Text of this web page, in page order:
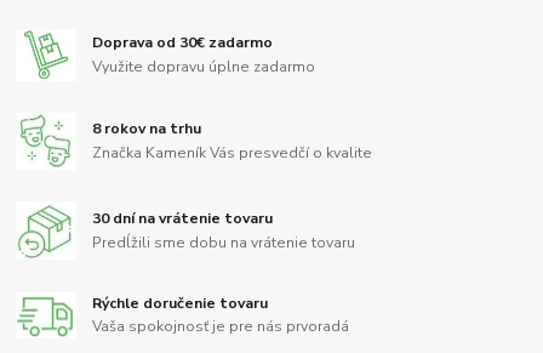
Doprava od 30€ zadarmo
Využite dopravu úplne zadarmo
8 rokov na trhu
Značka Kameník Vás presvedčí o kvalite
30 dní na vrátenie tovaru
Predĺžili sme dobu na vrátenie tovaru
Rýchle doručenie tovaru
Vaša spokojnosť je pre nás prvoradá